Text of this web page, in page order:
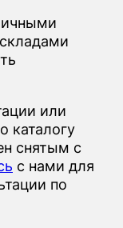
или
каталогу
снятым с
с нами для
по